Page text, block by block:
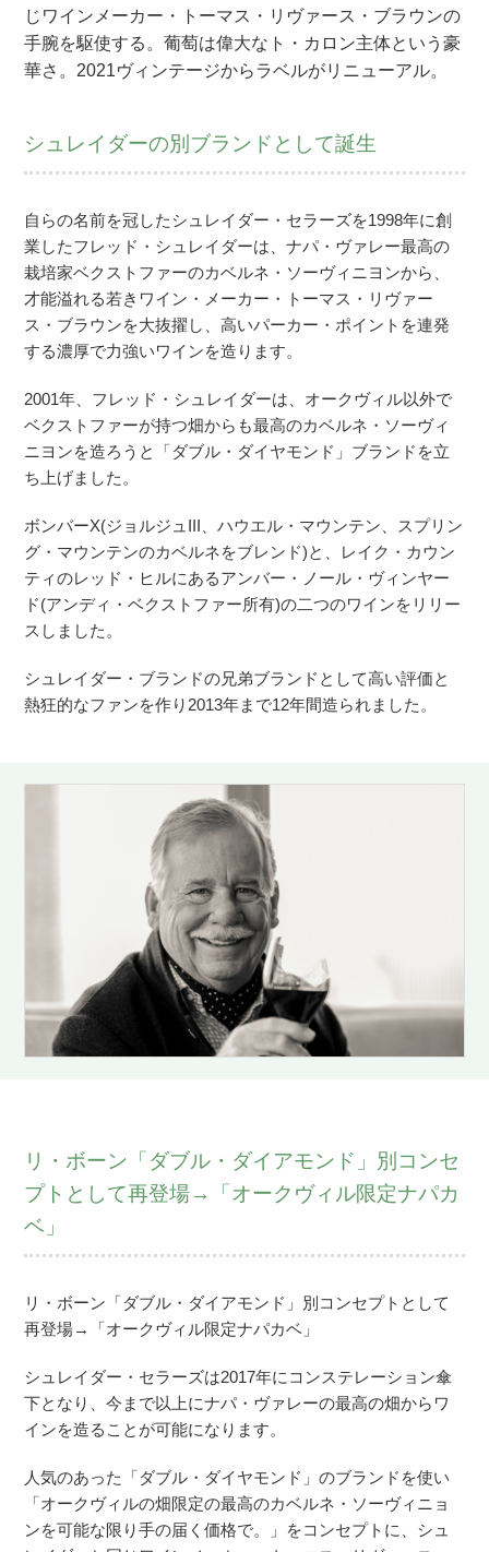
じワインメーカー・トーマス・リヴァース・ブラウンの
手腕を駆使する。葡萄は偉大なト・カロン主体という豪
華さ。2021ヴィンテージからラベルがリニューアル。
シュレイダーの別ブランドとして誕生
自らの名前を冠したシュレイダー・セラーズを1998年に創
業したフレッド・シュレイダーは、ナパ・ヴァレー最高の
栽培家ベクストファーのカベルネ・ソーヴィニヨンから、
才能溢れる若きワイン・メーカー・トーマス・リヴァー
ス・ブラウンを大抜擢し、高いパーカー・ポイントを連発
する濃厚で力強いワインを造ります。
2001年、フレッド・シュレイダーは、オークヴィル以外で
ベクストファーが持つ畑からも最高のカベルネ・ソーヴィ
ニヨンを造ろうと「ダブル・ダイヤモンド」ブランドを立
ち上げました。
ボンバーX(ジョルジュIII、ハウエル・マウンテン、スプリン
グ・マウンテンのカベルネをブレンド)と、レイク・カウン
ティのレッド・ヒルにあるアンバー・ノール・ヴィンヤー
ド(アンディ・ベクストファー所有)の二つのワインをリリー
スしました。
シュレイダー・ブランドの兄弟ブランドとして高い評価と
熱狂的なファンを作り2013年まで12年間造られました。
リ・ボーン「ダブル・ダイアモンド」別コンセ
プトとして再登場→「オークヴィル限定ナパカ
ベ」
リ・ボーン「ダブル・ダイアモンド」別コンセプトとして
再登場→「オークヴィル限定ナパカベ」
シュレイダー・セラーズは2017年にコンステレーション傘
下となり、今まで以上にナパ・ヴァレーの最高の畑からワ
インを造ることが可能になります。
人気のあった「ダブル・ダイヤモンド」のブランドを使い
「オークヴィルの畑限定の最高のカベルネ・ソーヴィニョ
ンを可能な限り手の届く価格で。」をコンセプトに、シュ